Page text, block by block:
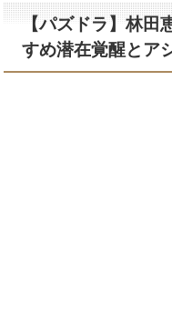
【パズドラ】林田
すめ潜在覚醒とア